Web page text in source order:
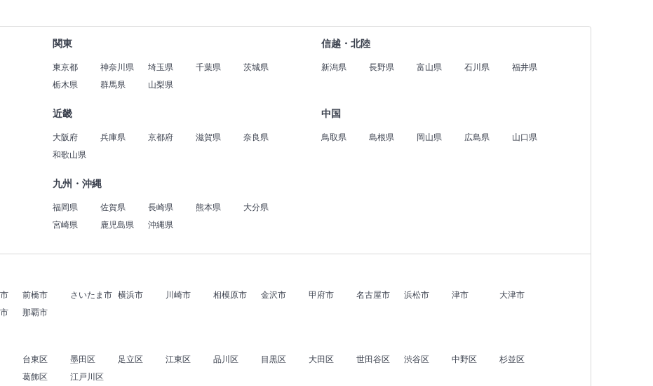
関東
東京都 神奈川県 埼玉県 千葉県
茨城県
栃木県
群馬県 山梨県
信越・北陸
新潟県 長野県 富山県 石川県 福井県
近畿
大阪府 兵庫県 京都府 滋賀県
奈良県
和歌山県
中国
鳥取県 島根県 岡山県 広島県 山口県
九州・沖縄
福岡県 佐賀県 長崎県 熊本県
大分県
宮崎県
鹿児島県 沖縄県
前橋市 さいたま市 横浜市 川崎市 相模原市 金沢市 甲府市 名古屋市 浜松市 津市
大津市
那覇市
台東区 墨田区 足立区 江東区 品川区 目黒区 大田区 世田谷区 渋谷区 中野区
杉並区
葛飾区 江戸川区